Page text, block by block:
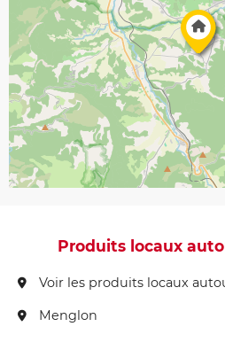
Produits locaux
Voir les produits locaux
Menglon